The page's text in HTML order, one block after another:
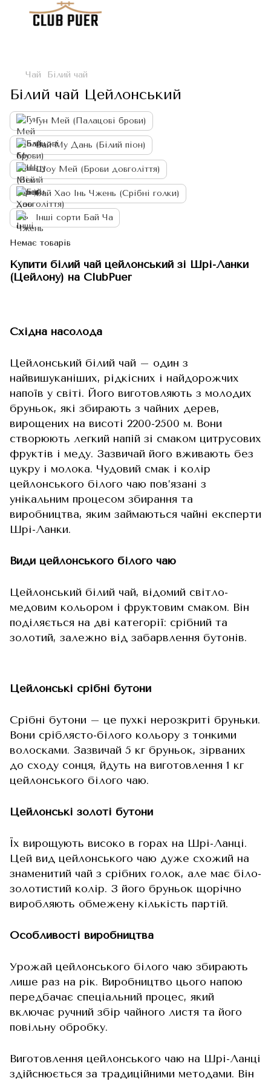
Чай Білий чай
Білий чай Цейлонський
Гун Мей (Палацові брови)
Бай Му Дань (Білий піон)
Шоу Мей (Брови довголіття)
Бай Хао Інь Чжень (Срібні голки)
Інші сорти Бай Ча
Немає товарів
Купити білий чай цейлонський зі Шрі-Ланки
(Цейлону) на ClubPuer
Східна насолода
Цейлонський білий чай – один з
найвишуканіших, рідкісних і найдорожчих
напоїв у світі. Його виготовляють з молодих
бруньок, які збирають з чайних дерев,
вирощених на висоті 2200-2500 м. Вони
створюють легкий напій зі смаком цитрусових
фруктів і меду. Зазвичай його вживають без
цукру і молока. Чудовий смак і колір
цейлонського білого чаю пов’язані з
унікальним процесом збирання та
виробництва, яким займаються чайні експерти
Шрі-Ланки.
Види цейлонського білого чаю
Цейлонський білий чай, відомий світло-
медовим кольором і фруктовим смаком. Він
поділяється на дві категорії: срібний та
золотий, залежно від забарвлення бутонів.
Цейлонські срібні бутони
Срібні бутони – це пухкі нерозкриті бруньки.
Вони сріблясто-білого кольору з тонкими
волосками. Зазвичай 5 кг бруньок, зірваних
до сходу сонця, йдуть на виготовлення 1 кг
цейлонського білого чаю.
Цейлонські золоті бутони
Їх вирощують високо в горах на Шрі-Ланці.
Цей вид цейлонського чаю дуже схожий на
знаменитий чай з срібних голок, але має біло-
золотистий колір. З його бруньок щорічно
виробляють обмежену кількість партій.
Особливості виробництва
Урожай цейлонського білого чаю збирають
лише раз на рік. Виробництво цього напою
передбачає спеціальний процес, який
включає ручний збір чайного листя та його
повільну обробку.
Виготовлення цейлонського чаю на Шрі-Ланці
здійснюється за традиційними методами. Він